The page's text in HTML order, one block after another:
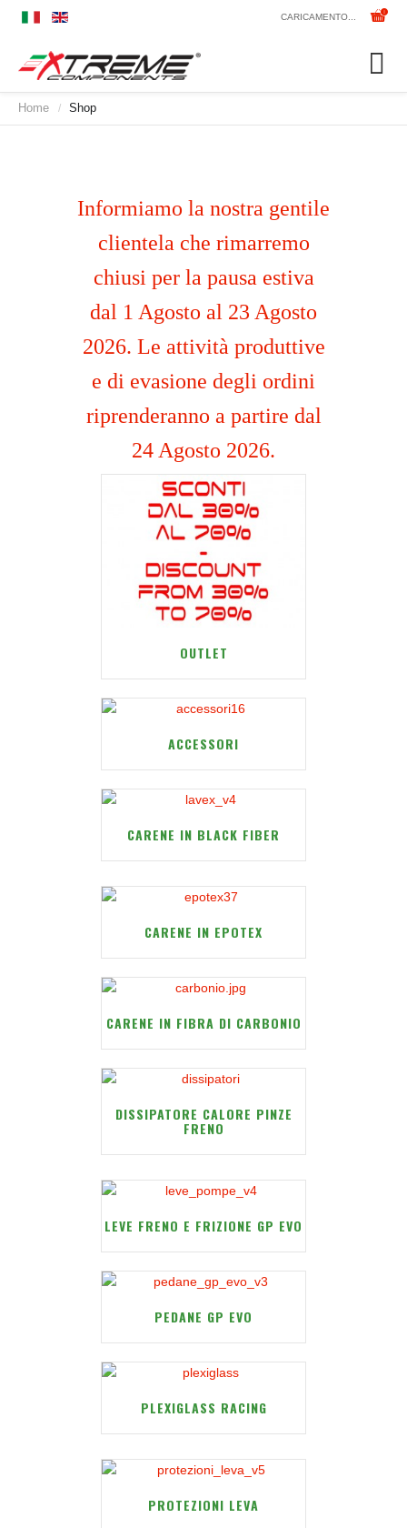
CARICAMENTO...
Home / Shop
Informiamo la nostra gentile
clientela che rimarremo
chiusi per la pausa estiva
dal 1 Agosto al 23 Agosto
2026. Le attività produttive
e di evasione degli ordini
riprenderanno a partire dal
24 Agosto 2026.
OUTLET
ACCESSORI
CARENE IN BLACK FIBER
CARENE IN EPOTEX
CARENE IN FIBRA DI CARBONIO
DISSIPATORE CALORE PINZE
FRENO
LEVE FRENO E FRIZIONE GP EVO
PEDANE GP EVO
PLEXIGLASS RACING
PROTEZIONI LEVA